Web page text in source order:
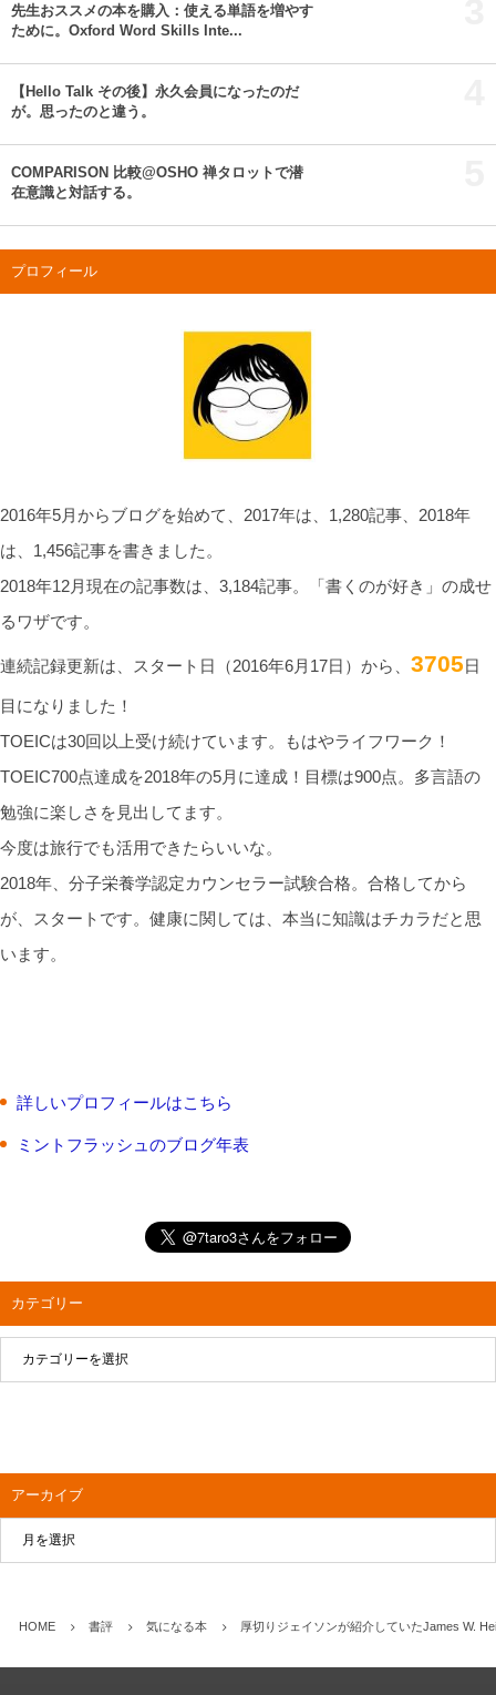
先生おススメの本を購入：使える単語を増やす
ために。Oxford Word Skills Inte...
【Hello Talk その後】永久会員になったのだ
が。思ったのと違う。
COMPARISON 比較@OSHO 禅タロットで潜
在意識と対話する。
プロフィール
2016年5月からブログを始めて、2017年は、1,280記事、2018年
は、1,456記事を書きました。
2018年12月現在の記事数は、3,184記事。「書くのが好き」の成せ
るワザです。
連続記録更新は、スタート日（2016年6月17日）から、 3705日
目になりました！
TOEICは30回以上受け続けています。もはやライフワーク！
TOEIC700点達成を2018年の5月に達成！目標は900点。多言語の
勉強に楽しさを見出してます。
今度は旅行でも活用できたらいいな。
2018年、分子栄養学認定カウンセラー試験合格。合格してから
が、スタートです。健康に関しては、本当に知識はチカラだと思
います。
詳しいプロフィールはこちら
ミントフラッシュのブログ年表
カテゴリー
アーカイブ
HOME 書評 気になる本 厚切りジェイソンが紹介していたJames W.